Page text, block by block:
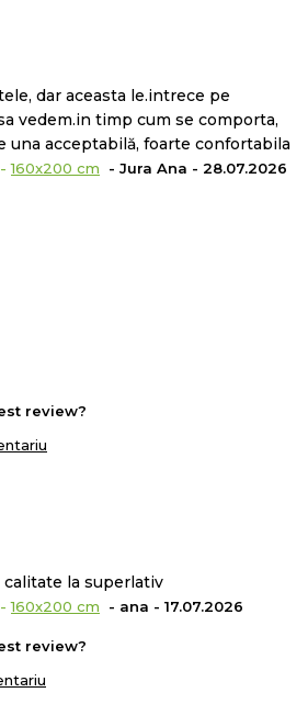
plus sistemul
suport diferit al partilor corpului
exercitata de acestea pe
a asigura o aliniere corecta si
coloanei.
este format din spuma
HD®cu celulatie deschisa si 3 cm
Memory®
de presiune in timpul
dar aceasta le.intrece pe
vedem.in timp cum se comporta,
una acceptabilă, foarte confortabila
-160x200 cm - Jura Ana - 28.07.2026
review?
calitate la superlativ
-160x200 cm - ana - 17.07.2026
review?